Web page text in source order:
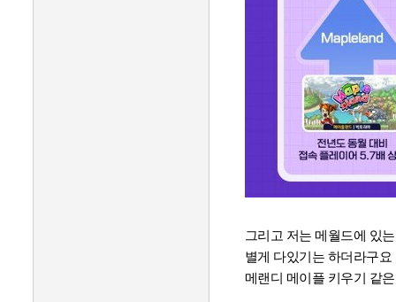
그리고 저는 메월드에 있
별게 다있기는 하더라구요
메랜디 메이플 키우기 같